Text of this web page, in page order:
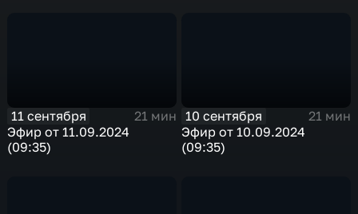
11 сентября
21 мин
Эфир от 11.09.2024
(09:35)
10 сентября
21 мин
Эфир от 10.09.2024
(09:35)